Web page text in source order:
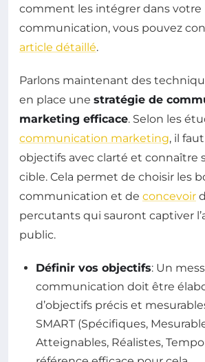
comment les intégrer dans votre
communication, vous pouvez
article détaillé.
Parlons maintenant des
en place une stratégie de
marketing efficace. Selon les
communication marketing, il
objectifs avec clarté et connaître
cible. Cela permet de choisir les
communication et de concevoir
percutants qui sauront captiver
public.
Définir vos objectifs: Un
communication doit être
d’objectifs précis et
SMART (Spécifiques,
Atteignables, Réalistes,